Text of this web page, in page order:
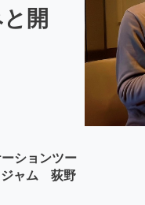
開
ションツー
ジャム 荻野